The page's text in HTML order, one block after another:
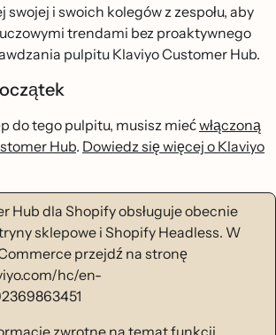
i swoich kolegów z zespołu, aby
trendami bez proaktywnego
pulpitu Klaviyo Customer Hub.
do tego pulpitu, musisz miećwłączoną
Hub. Dowiedz się więcej o Klaviyo
Hub dla Shopify obsługuje obecnie
sklepowe i Shopify Headless. W
przejdź na stronę
hc/en-
zwrotne na temat funkcji